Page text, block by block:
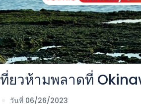
ที่ยวห้ามพลาดที่
วันที่ 06/26/2023